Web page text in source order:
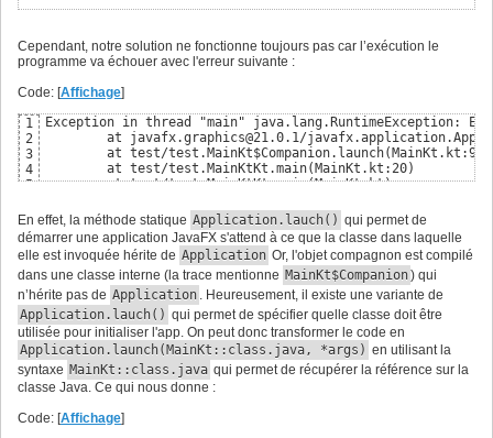
Cependant, notre solution ne fonctionne toujours pas car l’exécution le
programme va échouer avec l'erreur suivante :
Code: [Affichage]
1
2
3
4
5
Exception in thread "main" java.lang.RuntimeException:
	at test/test.MainKtKt.main(MainKt.kt)
En effet, la méthode statique Application.lauch() qui permet de
démarrer une application JavaFX s'attend à ce que la classe dans laquelle
elle est invoquée hérite de Application Or, l'objet compagnon est compilé
dans une classe interne (la trace mentionne MainKt$Companion) qui
n’hérite pas de Application . Heureusement, il existe une variante de
Application.lauch() qui permet de spécifier quelle classe doit être
utilisée pour initialiser l'app. On peut donc transformer le code en
Application.launch(MainKt::class.java, *args) en utilisant la
syntaxe MainKt::class.java qui permet de récupérer la référence sur la
classe Java. Ce qui nous donne :
Code: [Affichage]